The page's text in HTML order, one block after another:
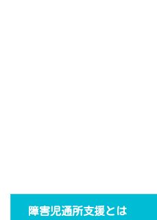
障害児通所支援とは